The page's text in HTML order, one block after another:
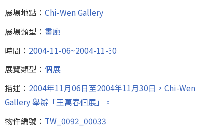
展場地點： Chi-Wen Gallery
展場類型： 畫廊
時間： 2004-11-06~2004-11-30
展覽類型： 個展
描述： 2004年11月06日至2004年11月30日，Chi-Wen
Gallery 舉辦「王萬春個展」。
物件編號： TW_0092_00033